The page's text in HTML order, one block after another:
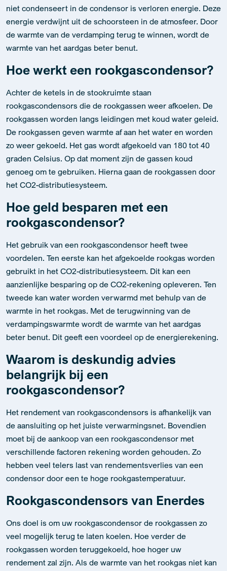
warmte van het aardgas beter benut.
Hoe werkt een rookgascondensor?
Achter de ketels in de stookruimte staan
rookgascondensors die de rookgassen weer afkoelen. De
rookgassen worden langs leidingen met koud water geleid.
De rookgassen geven warmte af aan het water en worden
zo weer gekoeld. Het gas wordt afgekoeld van 180 tot 40
graden Celsius. Op dat moment zijn de gassen koud
genoeg om te gebruiken. Hierna gaan de rookgassen door
het CO2-distributiesysteem.
Hoe geld besparen met een
rookgascondensor?
Het gebruik van een rookgascondensor heeft twee
voordelen. Ten eerste kan het afgekoelde rookgas worden
gebruikt in het CO2-distributiesysteem. Dit kan een
aanzienlijke besparing op de CO2-rekening opleveren. Ten
tweede kan water worden verwarmd met behulp van de
warmte in het rookgas. Met de terugwinning van de
verdampingswarmte wordt de warmte van het aardgas
beter benut. Dit geeft een voordeel op de energierekening.
Waarom is deskundig advies
belangrijk bij een
Het rendement van rookgascondensors is afhankelijk van
de aansluiting op het juiste verwarmingsnet. Bovendien
moet bij de aankoop van een rookgascondensor met
verschillende factoren rekening worden gehouden. Zo
hebben veel telers last van rendementsverlies van een
condensor door een te hoge rookgastemperatuur.
Rookgascondensors van Enerdes
Ons doel is om uw rookgascondensor de rookgassen zo
veel mogelijk terug te laten koelen. Hoe verder de
rookgassen worden teruggekoeld, hoe hoger uw
rendement zal zijn. Als de warmte van het rookgas niet kan
worden benut, is het toch raadzaam om de unit zo veel
mogelijk te laten koelen om problemen met vocht in het
CO2-distributiesysteem te voorkomen.